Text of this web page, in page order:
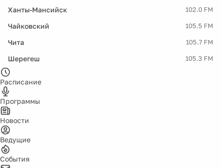
Ханты-Мансийск 102.0 FM
Чайковский 105.5 FM
Чита 105.7 FM
Шерегеш 105.3 FM
Расписание
Программы
Новости
Ведущие
События